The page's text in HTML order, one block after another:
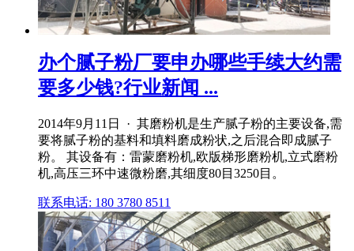
办个腻子粉厂要申办哪些手续大约需
要多少钱?行业新闻 ...
2014年9月11日 · 其磨粉机是生产腻子粉的主要设备,需
要将腻子粉的基料和填料磨成粉状,之后混合即成腻子
粉。 其设备有：雷蒙磨粉机,欧版梯形磨粉机,立式磨粉
机,高压三环中速微粉磨,其细度80目3250目。
联系电话: 180 3780 8511